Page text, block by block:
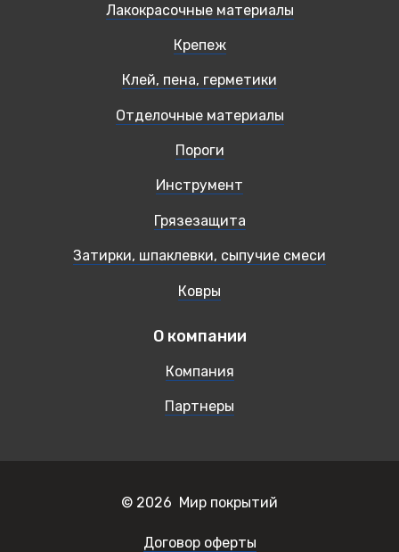
Лакокрасочные материалы
Крепеж
Клей, пена, герметики
Отделочные материалы
Пороги
Инструмент
Грязезащита
Затирки, шпаклевки, сыпучие смеси
Ковры
О компании
Компания
Партнеры
© 2026 Мир покрытий
Договор оферты